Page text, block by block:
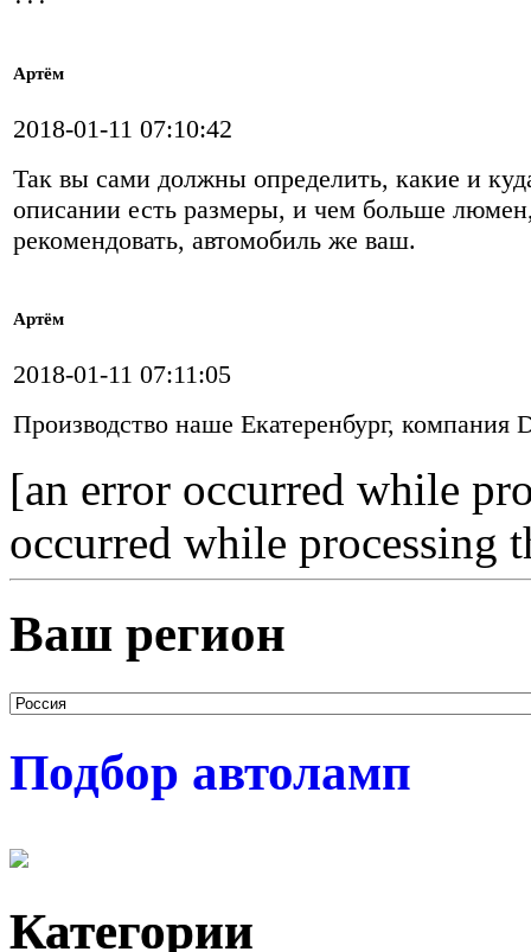
Артём
2018-01-11 07:10:42
Так вы сами должны определить, какие и
описании есть размеры, и чем больше
рекомендовать, автомобиль же ваш.
Артём
2018-01-11 07:11:05
Производство наше Екатеренбург, компания
[an error occurred while
occurred while processing
Ваш регион
Подбор автоламп
Категории